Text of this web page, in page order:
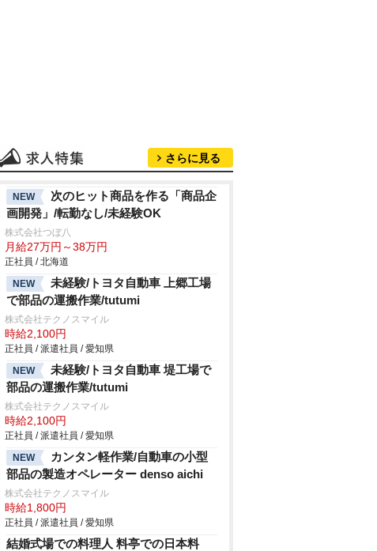
さらに見る
NEW
次のヒット商品を作る「商品企
画開発」/転勤なし/未経験OK
株式会社つぼ八
月給27万円～38万円
正社員 / 北海道
NEW
未経験/トヨタ自動車 上郷工場
で部品の運搬作業/tutumi
株式会社テクノスマイル
時給2,100円
正社員 / 派遣社員 / 愛知県
NEW
未経験/トヨタ自動車 堤工場で
部品の運搬作業/tutumi
株式会社テクノスマイル
時給2,100円
正社員 / 派遣社員 / 愛知県
NEW
カンタン軽作業/自動車の小型
部品の製造オペレーター denso aichi
株式会社テクノスマイル
時給1,800円
正社員 / 派遣社員 / 愛知県
結婚式場での料理人 料亭での日本料